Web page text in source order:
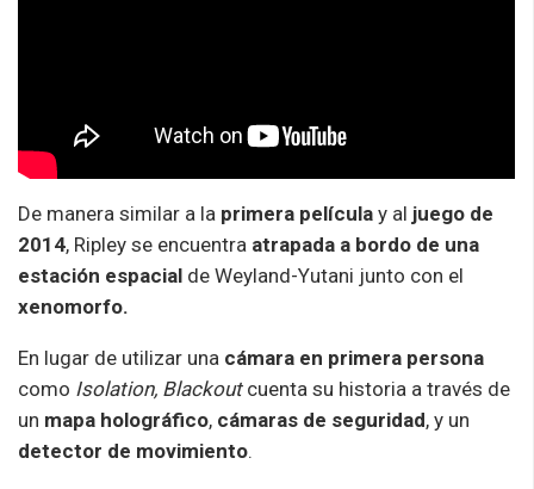
De manera similar a la primera película y al juego de
2014, Ripley se encuentra atrapada a bordo de una
estación espacial de Weyland-Yutani junto con el
xenomorfo.
En lugar de utilizar una cámara en primera persona
como Isolation, Blackoutcuenta su historia a través de
un mapa holográfico, cámaras de seguridad, y un
detector de movimiento.